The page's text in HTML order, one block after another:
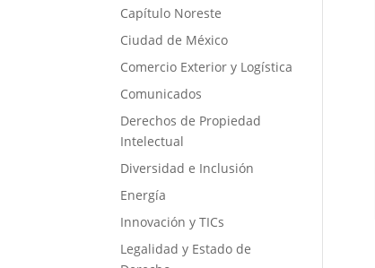
Capítulo Noreste
Ciudad de México
Comercio Exterior y Logística
Comunicados
Derechos de Propiedad
Intelectual
Diversidad e Inclusión
Energía
Innovación y TICs
Legalidad y Estado de